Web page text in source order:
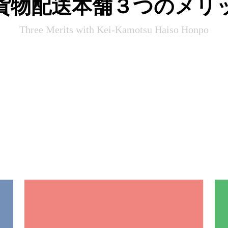
物配送本舗３つのメリ
Three Merits with Kei-Kamotsu Haiso Honpo